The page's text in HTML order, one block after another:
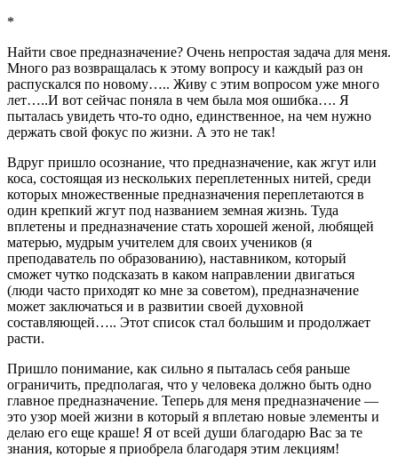
*
Найти свое предназначение? Очень непростая задача для меня.
Много раз возвращалась к этому вопросу и каждый раз он
распускался по новому….. Живу с этим вопросом уже много
лет…..И вот сейчас поняла в чем была моя ошибка…. Я
пыталась увидеть что-то одно, единственное, на чем нужно
держать свой фокус по жизни. А это не так!
Вдруг пришло осознание, что предназначение, как жгут или
коса, состоящая из нескольких переплетенных нитей, среди
которых множественные предназначения переплетаются в
один крепкий жгут под названием земная жизнь. Туда
вплетены и предназначение стать хорошей женой, любящей
матерью, мудрым учителем для своих учеников (я
преподаватель по образованию), наставником, который
сможет чутко подсказать в каком направлении двигаться
(люди часто приходят ко мне за советом), предназначение
может заключаться и в развитии своей духовной
составляющей….. Этот список стал большим и продолжает
расти.
Пришло понимание, как сильно я пыталась себя раньше
ограничить, предполагая, что у человека должно быть одно
главное предназначение. Теперь для меня предназначение —
это узор моей жизни в который я вплетаю новые элементы и
делаю его еще краше! Я от всей души благодарю Вас за те
знания, которые я приобрела благодаря этим лекциям!